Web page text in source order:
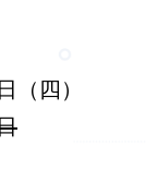
（四）